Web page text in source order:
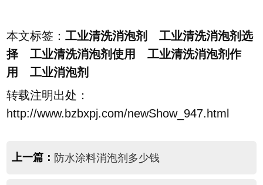
本文标签：工业清洗消泡剂 工业清洗消泡剂选
择 工业清洗消泡剂使用 工业清洗消泡剂作
用 工业消泡剂
转载注明出处：
http://www.bzbxpj.com/newShow_947.html
上一篇： 防水涂料消泡剂多少钱